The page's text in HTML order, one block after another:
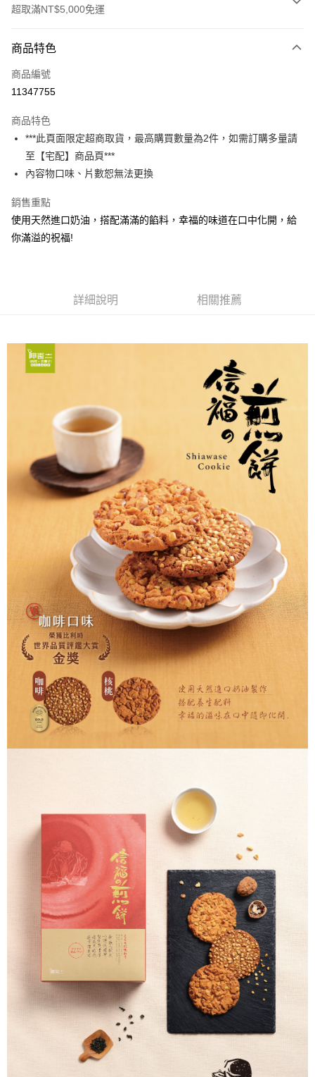
超取滿NT$5,000免運
信用卡一次付款
LINE Pay
悠遊付
ATM付款
運送方式
付款後全家取貨
每筆NT$65，滿NT$5,000(含以上)免運費
宅配 (限台灣本島，外島宅配請洽門市)
商品特色
商品編號
11347755
商品特色
***此頁面限定超商取貨，最高購買數量為2件，如需訂購多量請
至【宅配】商品頁***
內容物口味、片數恕無法更換
銷售重點
使用天然進口奶油，搭配滿滿的餡料，幸福的味道在口中化開，給
你滿溢的祝福!
詳細說明 相關推薦